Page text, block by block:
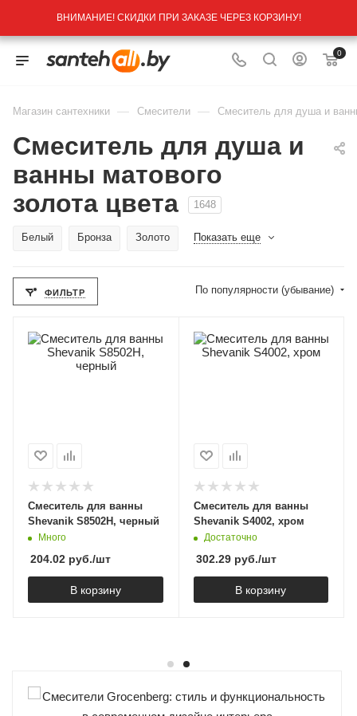
ВНИМАНИЕ! СКИДКИ ПРИ ЗАКАЗЕ ЧЕРЕЗ КОРЗИНУ!
0
Магазин сантехники — Смесители — Смеситель для душа и
Смеситель для душа и
ванны матового
золота цвета
1648
Белый Бронза Золото Показать еще
ФИЛЬТР По популярности (убывание)
Смеситель для ванны
Shevanik S8502H, черный
Много
204.02 руб./шт
В корзину
Смеситель для ванны
Shevanik S4002, хром
Достаточно
302.29руб./шт
В корзину